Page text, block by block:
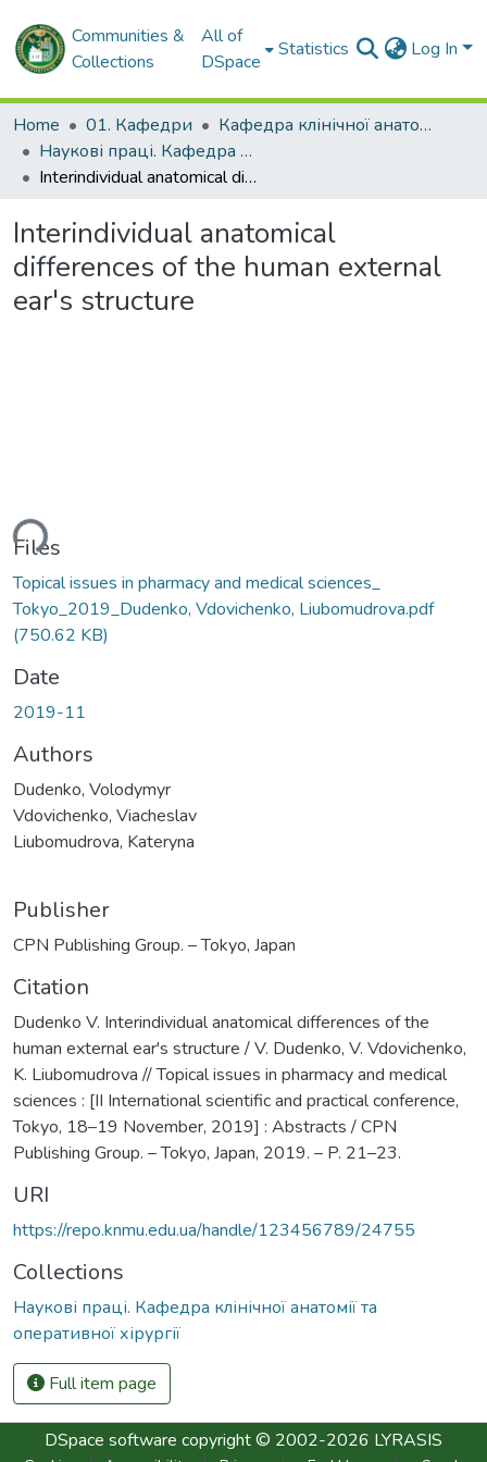
Communities &
Collections
All of
DSpace
Statistics Log In
Home 01. Кафедри
Кафедра клінічної анатомії та оперативної хірургії
Наукові праці. Кафедра клінічної анатомії та оперативної хірургії
Interindividual anatomical differences of the human external ear's structure
Interindividual anatomical
differences of the human external
ear's structure
Files
Topical issues in pharmacy and medical sciences_
Tokyo_2019_Dudenko, Vdovichenko, Liubomudrova.pdf
(750.62 KB)
Date
2019-11
Authors
Dudenko, Volodymyr
Vdovichenko, Viacheslav
Liubomudrova, Kateryna
Publisher
CPN Publishing Group. – Tokyo, Japan
Citation
Dudenko V. Interindividual anatomical differences of the
human external ear's structure / V. Dudenko, V. Vdovichenko,
K. Liubomudrova // Topical issues in pharmacy and medical
sciences : [II International scientific and practical conference,
Tokyo, 18–19 November, 2019] : Abstracts / CPN
Publishing Group. – Tokyo, Japan, 2019. – P. 21–23.
URI
https://repo.knmu.edu.ua/handle/123456789/24755
Collections
Наукові праці. Кафедра клінічної анатомії та
оперативної хірургії
Full item page
DSpace software copyright © 2002-2026 LYRASIS